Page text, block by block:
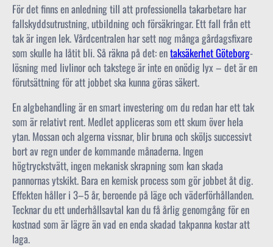
För det finns en anledning till att professionella takarbetare har
fallskyddsutrustning, utbildning och försäkringar. Ett fall från ett
tak är ingen lek. Vårdcentralen har sett nog många gårdagsfixare
som skulle ha låtit bli. Så räkna på det: entaksäkerhet Göteborg-
lösning med livlinor och takstege är inte en onödig lyx – det är en
förutsättning för att jobbet ska kunna göras säkert.
En algbehandling är en smart investering om du redan har ett tak
som är relativt rent. Medlet appliceras som ett skum över hela
ytan. Mossan och algerna vissnar, blir bruna och sköljs successivt
bort av regn under de kommande månaderna. Ingen
högtryckstvätt, ingen mekanisk skrapning som kan skada
pannornas ytskikt. Bara en kemisk process som gör jobbet åt dig.
Effekten håller i 3–5 år, beroende på läge och väderförhållanden.
Tecknar du ett underhållsavtal kan du få årlig genomgång för en
kostnad som är lägre än vad en enda skadad takpanna kostar att
laga.